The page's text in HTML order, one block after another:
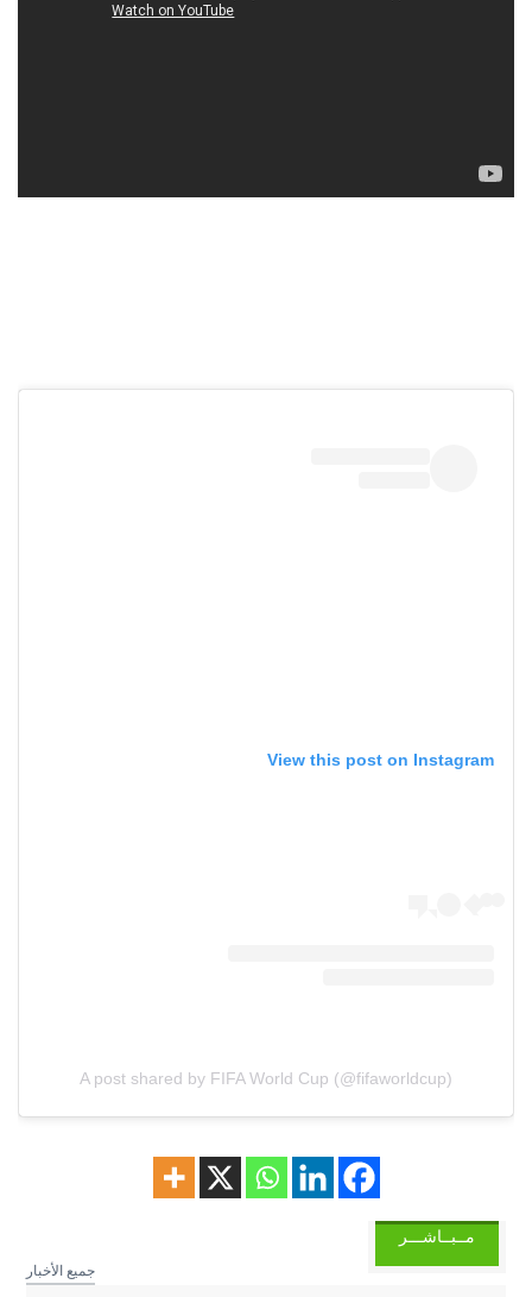
View this post on Instagram
A post shared by FIFA World Cup (@fifaworldcup)
مــبــاشـــر
جميع الأخبار